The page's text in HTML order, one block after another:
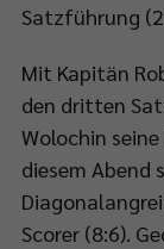
Satzführung
Mit Kapitän
den dritten
Wolochin
diesem Abend
Scorer (8:6).